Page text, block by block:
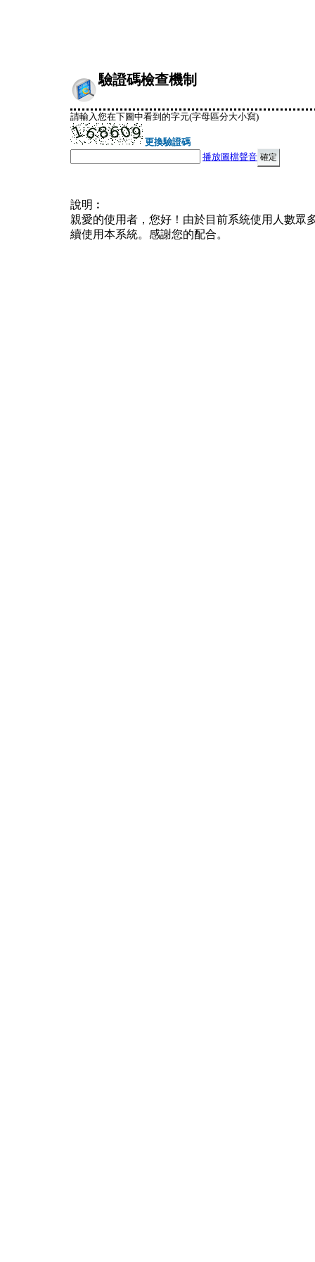
驗證碼檢查機制
請輸入您在下圖中看到的字元(字母區分大小寫)
更換驗證碼
播放圖檔聲音
說明︰
親愛的使用者，您好！由於目前系統使用人數眾
續使用本系統。感謝您的配合。